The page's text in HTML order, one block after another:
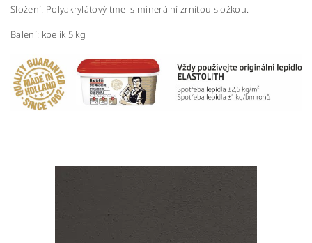
Složení: Polyakrylátový tmel s minerální zrnitou složkou.
Balení: kbelík 5 kg